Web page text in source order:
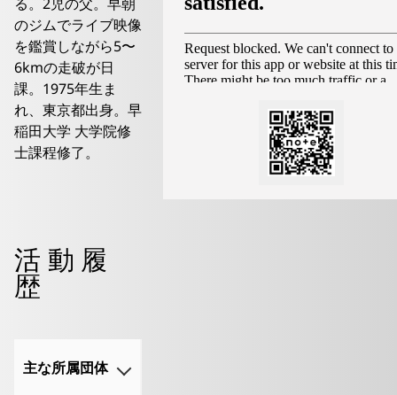
のジムでライブ映像
を鑑賞しながら5〜
6kmの走破が日
課。1975年生ま
れ、東京都出身。早
稲田大学 大学院修
士課程修了。
活動履
歴
主な所属団体